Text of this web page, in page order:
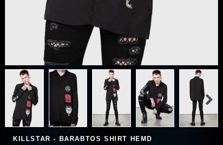
KILLSTAR - BARABTOS SHIRT HEMD